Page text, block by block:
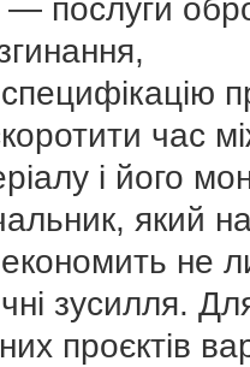
послуги
час
і його
який
економить не
зусилля.
проєктів